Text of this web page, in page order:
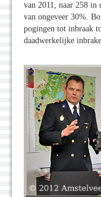
van 2011, naar 258 in
van ongeveer 30%.
pogingen tot inbraak
daadwerkelijke